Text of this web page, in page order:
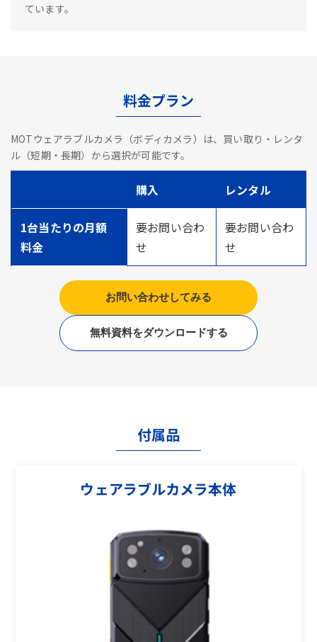
ています。
料金プラン
MOTウェアラブルカメラ（ボディカメラ）は、買い取り・レンタ
ル（短期・長期）から選択が可能です。
購入 レンタル
1台当たりの月額
料金
要お問い合わ
せ
要お問い合わ
せ
お問い合わせしてみる
無料資料をダウンロードする
付属品
ウェアラブルカメラ本体